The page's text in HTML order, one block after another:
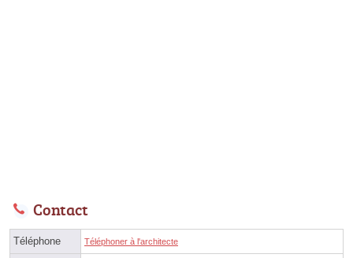
Contact
Téléphone Téléphoner à l'architecte